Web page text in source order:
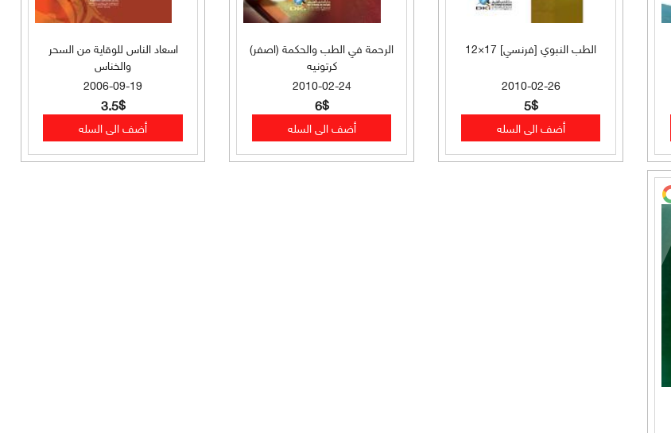
الطب النبوي [فرنسي] 17×12
2010-02-26
5$
الرحمة في الطب والحكمة (اصفر)
كرتونيه
2010-02-24
6$
اسعاد الناس للوقاية من السحر
والخناس
2006-09-19
3.5$